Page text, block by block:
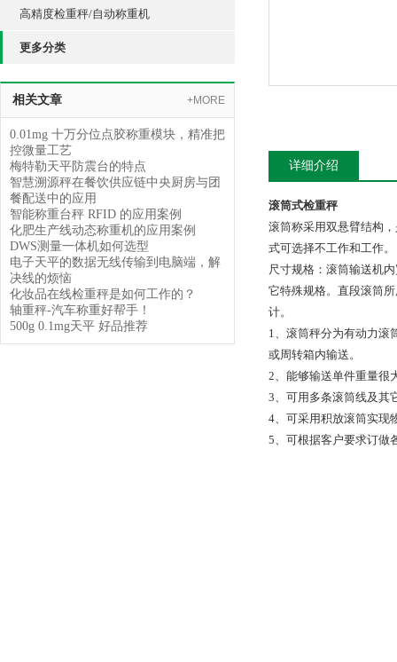
高精度检重秤/自动称重机
更多分类
相关文章 +MORE
0.01mg 十万分位点胶称重模块，精准把
控微量工艺
梅特勒天平防震台的特点
智慧溯源秤在餐饮供应链中央厨房与团
餐配送中的应用
智能称重台秤 RFID 的应用案例
化肥生产线动态称重机的应用案例
DWS测量一体机如何选型
电子天平的数据无线传输到电脑端，解
决线的烦恼
化妆品在线检重秤是如何工作的？
轴重秤-汽车称重好帮手！
500g 0.1mg天平 好品推荐
详细介绍
滚筒式检重秤
滚筒称采用双悬臂结构
式可选择不工作和工作。
尺寸规格：滚筒输送机
它特殊规格。直段滚筒
计。
1、滚筒秤分为有动力滚
或周转箱内输送。
2、能够输送单件重量很
3、可用多条滚筒线及其
4、可采用积放滚筒实现
5、可根据客户要求订做